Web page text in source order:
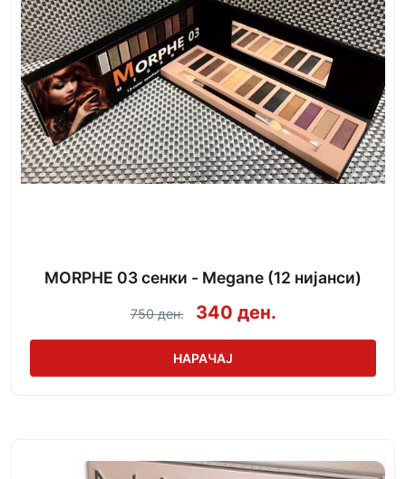
MORPHE 03 сенки - Megane (12 нијанси)
750 ден. 340 ден.
НАРАЧАЈ